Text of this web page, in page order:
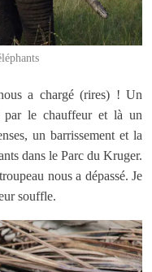
a chargé (rires) ! Un
par le chauffeur et là un
un barrissement et la
dans le Parc du Kruger.
nous a dépassé. Je
souffle.